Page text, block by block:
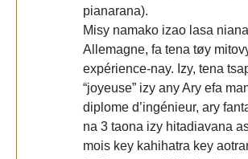
pianarana).
Misy namako izao lasa
Allemagne, fa tena tøy
expérience-nay. Izy, tena
“joyeuse” izy any Ary efa
diplome d’ingénieur, ary
na 3 taona izy hitadiavana
mois key kahihatra key